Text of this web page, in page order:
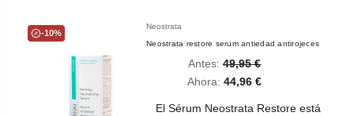
-10%
Neostrata
Neostrata restore serum antiedad antirojeces
Ahora: 44,96 €
Antes: 49,95 €
El Sérum Neostrata Restore está